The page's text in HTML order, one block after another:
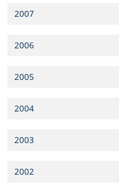
2007
2006
2005
2004
2003
2002